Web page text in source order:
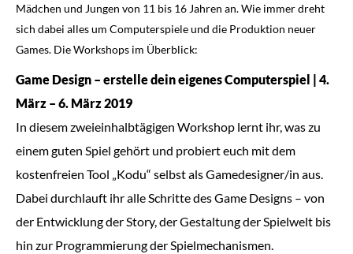
Mädchen und Jungen von 11 bis 16 Jahren an. Wie immer dreht
sich dabei alles um Computerspiele und die Produktion neuer
Games. Die Workshops im Überblick:
Game Design – erstelle dein eigenes Computerspiel | 4.
März – 6. März 2019
In diesem zweieinhalbtägigen Workshop lernt ihr, was zu
einem guten Spiel gehört und probiert euch mit dem
kostenfreien Tool „Kodu“ selbst als Gamedesigner/in aus.
Dabei durchlauft ihr alle Schritte des Game Designs – von
der Entwicklung der Story, der Gestaltung der Spielwelt bis
hin zur Programmierung der Spielmechanismen.